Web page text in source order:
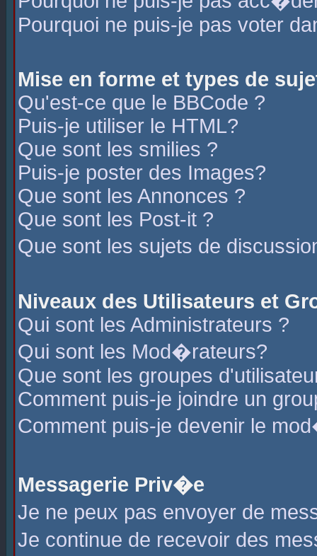
Pourquoi ne puis-je pas voter
Mise en forme et types de
Qu'est-ce que le BBCode ?
Puis-je utiliser le HTML?
Que sont les smilies ?
Puis-je poster des Images?
Que sont les Annonces ?
Que sont les Post-it ?
Que sont les sujets de
Niveaux des Utilisateurs et
Qui sont les Administrateurs ?
Qui sont les Mod�rateurs?
Que sont les groupes
Comment puis-je joindre un
Comment puis-je devenir le
Messagerie Priv�e
Je ne peux pas envoyer de
Je continue de recevoir des